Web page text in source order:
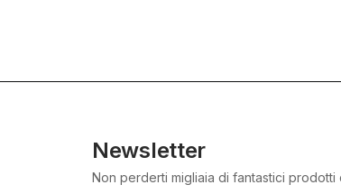
Newsletter
Non perderti migliaia di fantastici prodotti